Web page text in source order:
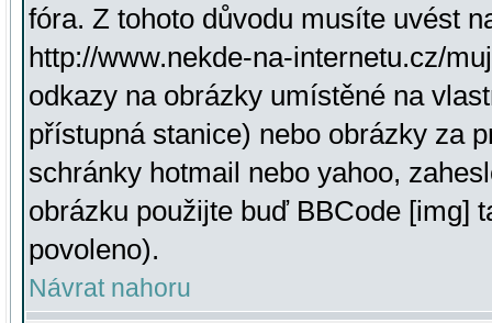
fóra. Z tohoto důvodu musíte uvést
http://www.nekde-na-internetu.cz/
odkazy na obrázky umístěné na
přístupná stanice) nebo obrázky za
schránky hotmail nebo yahoo,
obrázku použijte buď BBCode [img]
povoleno).
Návrat nahoru